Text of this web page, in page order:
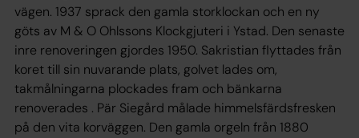
vägen. 1937 sprack den gamla storklockan och en ny
göts av M & O Ohlssons Klockgjuteri i Ystad. Den senaste
inre renoveringen gjordes 1950. Sakristian flyttades från
koret till sin nuvarande plats, golvet lades om,
takmålningarna plockades fram och bänkarna
renoverades . Pär Siegård målade himmelsfärdsfresken
på den vita korväggen. Den gamla orgeln från 1880